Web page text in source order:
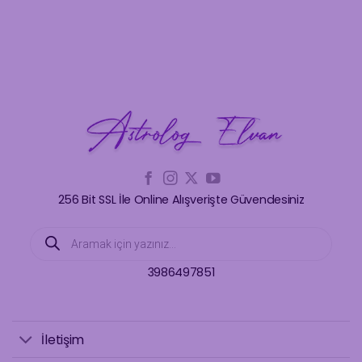
256 Bit SSL İle Online Alışverişte Güvendesiniz
search
3986497851
İletişim